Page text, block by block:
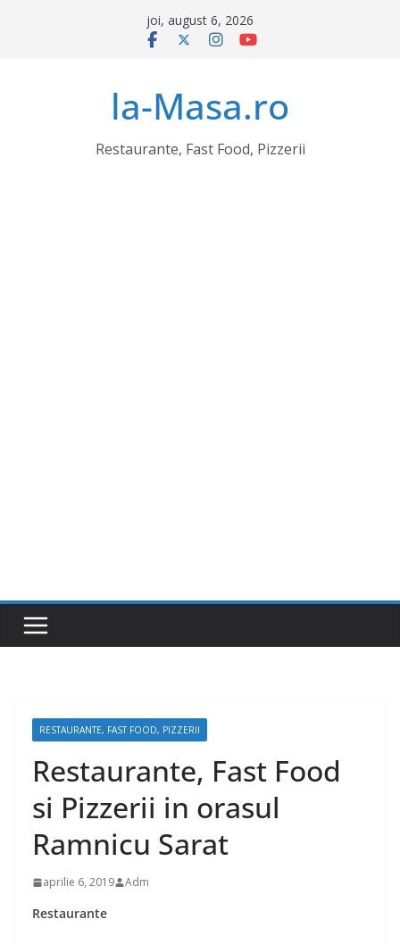
joi, august 6, 2026
la-Masa.ro
Restaurante, Fast Food, Pizzerii
RESTAURANTE, FAST FOOD, PIZZERII
Restaurante, Fast Food
si Pizzerii in orasul
Ramnicu Sarat
aprilie 6, 2019 Adm
Restaurante